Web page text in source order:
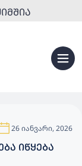
26 იანვარი, 2026
ᲘᲬᲧᲔᲑᲐ